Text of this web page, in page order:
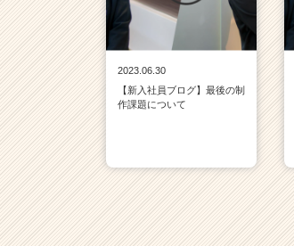
2023.06.30
【新入社員ブログ】最後の制
作課題について